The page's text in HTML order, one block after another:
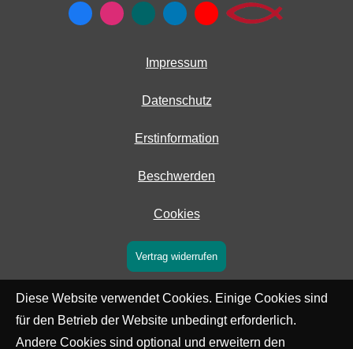
Impressum
Datenschutz
Erstinformation
Beschwerden
Cookies
Vertrag widerrufen
Diese Website verwendet Cookies. Einige Cookies sind
für den Betrieb der Website unbedingt erforderlich.
Andere Cookies sind optional und erweitern den